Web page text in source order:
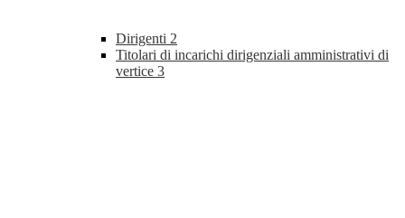
Dirigenti 2
Titolari di incarichi dirigenziali amministrativi di
vertice 3